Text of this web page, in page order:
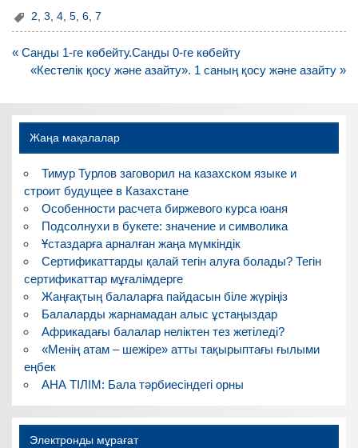
2 ,3 ,4 ,5 ,6 ,7
Навигация
« Санды 1-ге көбейту.Санды 0-ге көбейту
«Кестелік қосу және азайту». 1 саның қосу және азайту »
Жаңа мақалалар
Тимур Турлов заговорил на казахском языке и
строит будущее в Казахстане
Особенности расчета биржевого курса юаня
Подсолнухи в букете: значение и символика
Ұстаздарға арналған жаңа мүмкіндік
Сертификаттарды қалай тегін алуға болады? Тегін
сертификаттар мұғалімдерге
Жаңғақтың балаларға пайдасын біле жүріңіз
Балаларды жарнамадан алыс ұстаңыздар
Африкадағы балалар неліктен тез жетіледі?
«Менің атам – шежіре» атты тақырыптағы ғылыми
еңбек
АНА ТІЛІМ: Бала тәрбиесіндегі орны
Электронды мұрағат